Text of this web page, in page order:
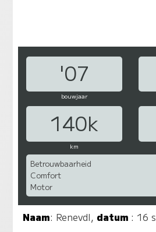
'07
bouwjaar
140k
km
Betrouwbaarheid
Comfort
Motor
Naam: Renevdl, datum : 16